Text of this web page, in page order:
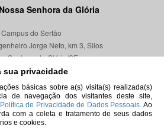
sua privacidade
básicas sobre a(s) visita(s) realizada(s)
de navegação dos visitantes deste site,
Política de Privacidade de Dados Pessoais. Ao
com a coleta e tratamento de seus dados
e cookies.
Senhora da Glória
Campus do Sertão
Jorge Neto, km 3, Silos
Senhora da Glória/SE
CEP 49680-000
Localização